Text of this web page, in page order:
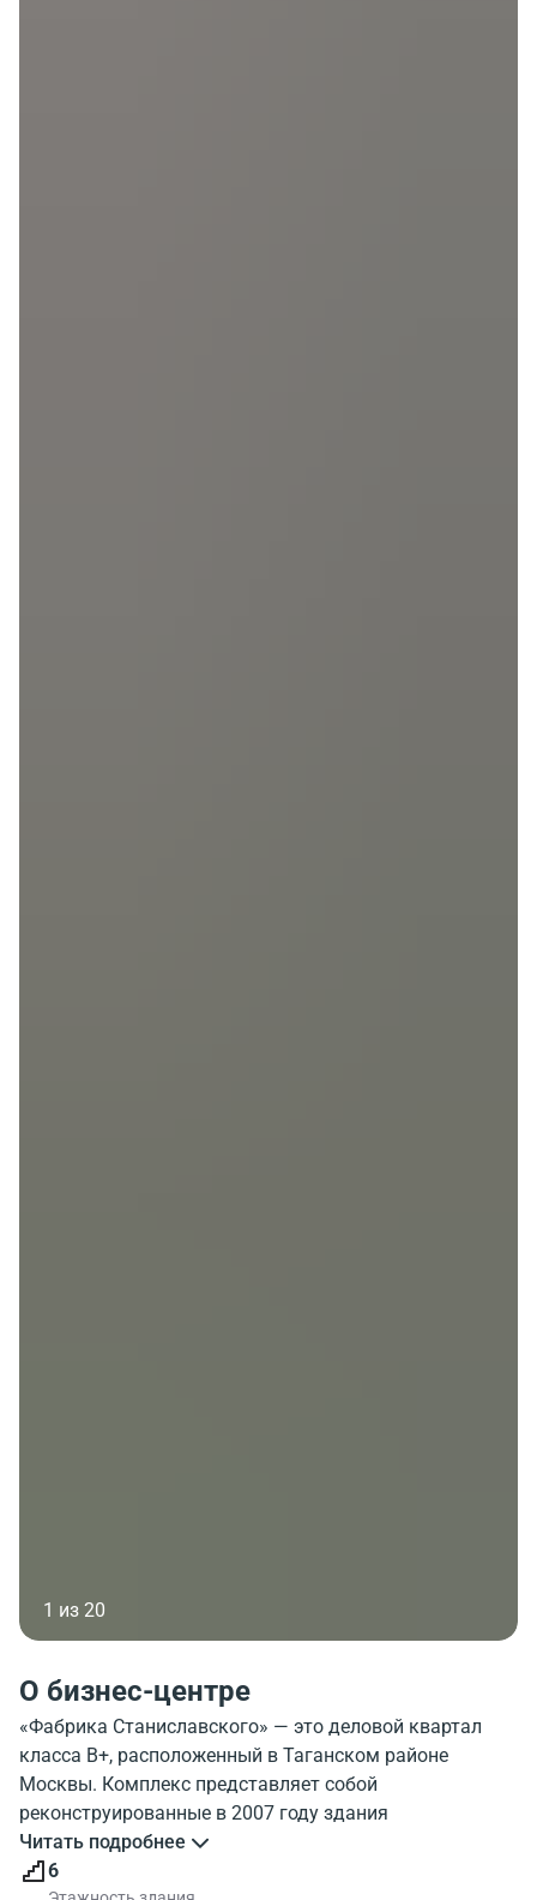
1 из 20
О бизнес-центре
«Фабрика Станиславского» — это деловой квартал
класса B+, расположенный в Таганском районе
Москвы. Комплекс представляет собой
реконструированные в 2007 году здания
золотоканительной фабрики, объединенные в единое
деловое пространство с собственной благоустроенной
Читать подробнее
6